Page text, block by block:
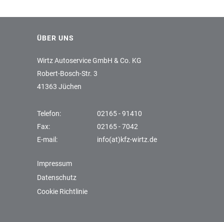
ÜBER UNS
Wirtz Autoservice GmbH & Co. KG
Robert-Bosch-Str. 3
41363 Jüchen
Telefon:
02165 - 91410
Fax:
02165 - 7042
E-mail:
info(at)kfz-wirtz.de
Impressum
Datenschutz
Cookie Richtlinie